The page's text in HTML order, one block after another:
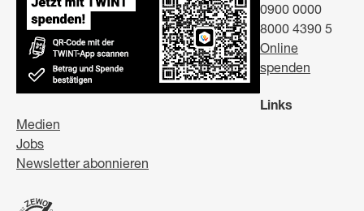
0900 0000
8000 4390 5
Online
spenden
Links
Medien
Jobs
Newsletter abonnieren